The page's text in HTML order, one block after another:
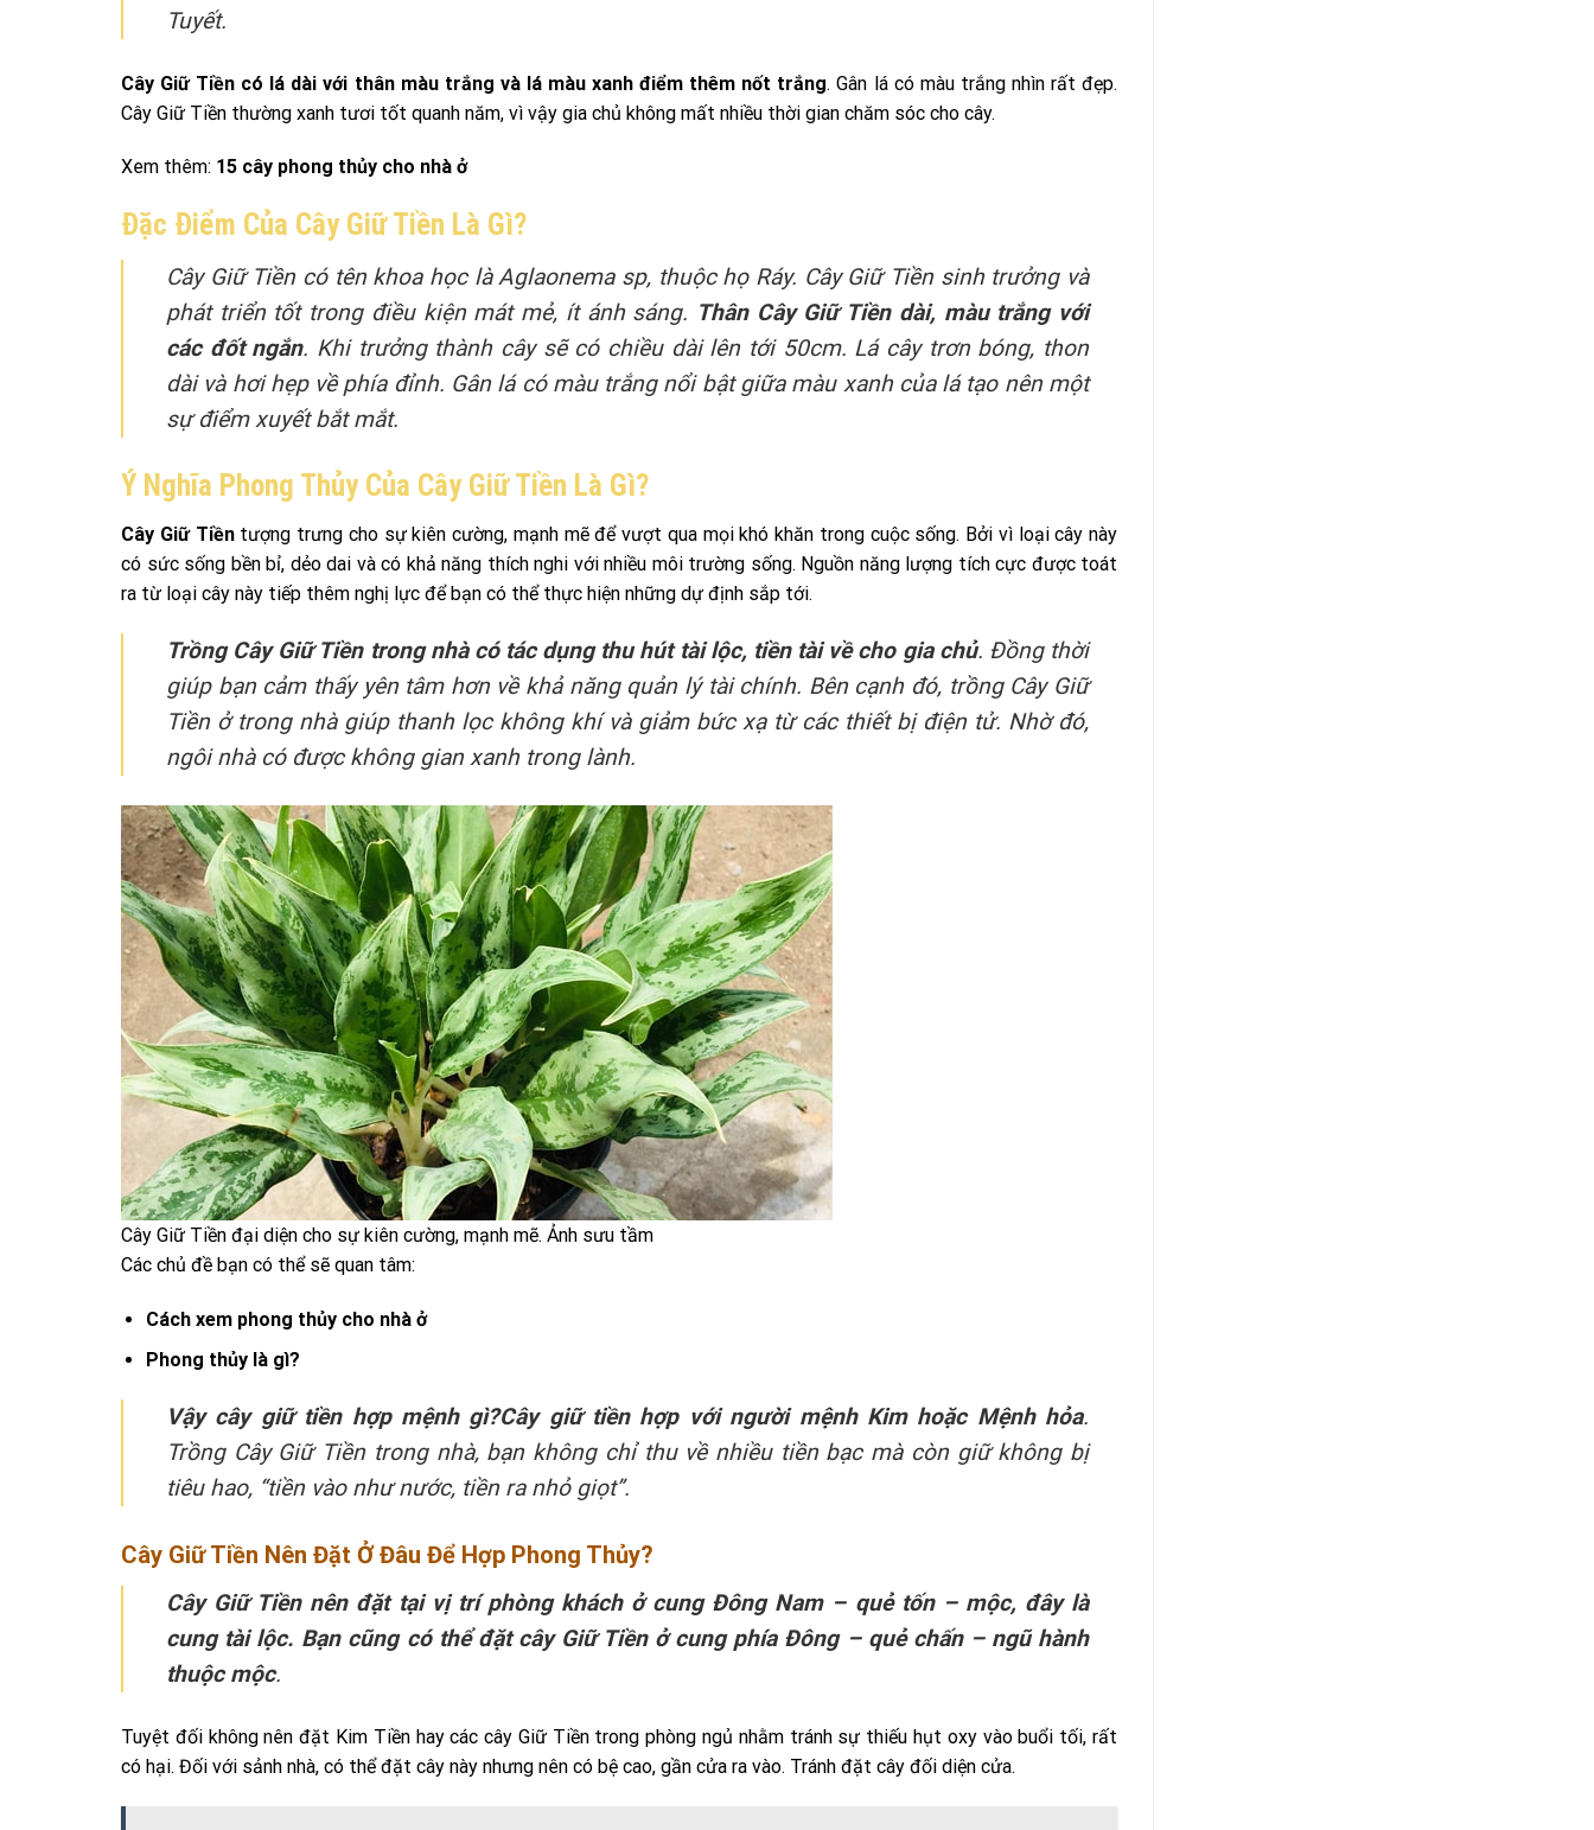
Tuyết.
Cây Giữ Tiền có lá dài với thân màu trắng và lá màu xanh điểm thêm nốt trắng. Gân lá có màu trắng nhìn rất đẹp.
Cây Giữ Tiền thường xanh tươi tốt quanh năm, vì vậy gia chủ không mất nhiều thời gian chăm sóc cho cây.
Xem thêm: 15 cây phong thủy cho nhà ở
Đặc Điểm Của Cây Giữ Tiền Là Gì?
Cây Giữ Tiền có tên khoa học là Aglaonema sp, thuộc họ Ráy. Cây Giữ Tiền sinh trưởng và
phát triển tốt trong điều kiện mát mẻ, ít ánh sáng. Thân Cây Giữ Tiền dài, màu trắng với
các đốt ngắn. Khi trưởng thành cây sẽ có chiều dài lên tới 50cm. Lá cây trơn bóng, thon
dài và hơi hẹp về phía đỉnh. Gân lá có màu trắng nổi bật giữa màu xanh của lá tạo nên một
sự điểm xuyết bắt mắt.
Ý Nghĩa Phong Thủy Của Cây Giữ Tiền Là Gì?
Cây Giữ Tiềntượng trưng cho sự kiên cường, mạnh mẽ để vượt qua mọi khó khăn trong cuộc sống. Bởi vì loại cây này
có sức sống bền bỉ, dẻo dai và có khả năng thích nghi với nhiều môi trường sống. Nguồn năng lượng tích cực được toát
ra từ loại cây này tiếp thêm nghị lực để bạn có thể thực hiện những dự định sắp tới.
Trồng Cây Giữ Tiền trong nhà có tác dụng thu hút tài lộc, tiền tài về cho gia chủ. Đồng thời
giúp bạn cảm thấy yên tâm hơn về khả năng quản lý tài chính. Bên cạnh đó, trồng Cây Giữ
Tiền ở trong nhà giúp thanh lọc không khí và giảm bức xạ từ các thiết bị điện tử. Nhờ đó,
ngôi nhà có được không gian xanh trong lành.
Cây Giữ Tiền đại diện cho sự kiên cường, mạnh mẽ. Ảnh sưu tầm
Các chủ đề bạn có thể sẽ quan tâm:
Cách xem phong thủy cho nhà ở
Phong thủy là gì?
Vậy cây giữ tiền hợp mệnh gì?Cây giữ tiền hợp với người mệnh Kim hoặc Mệnh hỏa.
Trồng Cây Giữ Tiền trong nhà, bạn không chỉ thu về nhiều tiền bạc mà còn giữ không bị
tiêu hao, “tiền vào như nước, tiền ra nhỏ giọt”.
Cây Giữ Tiền Nên Đặt Ở Đâu Để Hợp Phong Thủy?
Cây Giữ Tiền nên đặt tại vị trí phòng khách ở cung Đông Nam – quẻ tốn – mộc, đây là
cung tài lộc. Bạn cũng có thể đặt cây Giữ Tiền ở cung phía Đông – quẻ chấn – ngũ hành
thuộc mộc.
Tuyệt đối không nên đặt Kim Tiền hay các cây Giữ Tiền trong phòng ngủ nhằm tránh sự thiếu hụt oxy vào buổi tối, rất
có hại. Đối với sảnh nhà, có thể đặt cây này nhưng nên có bệ cao, gần cửa ra vào. Tránh đặt cây đối diện cửa.